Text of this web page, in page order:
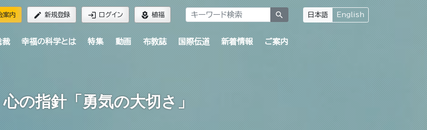
案内 edit 新規登録 login ログイン local_florist 植福 search 日本語 English
裁 幸福の科学とは 特集 動画 布教誌 国際伝道 新着情報 ご案内
心の指針「勇気の大切さ」